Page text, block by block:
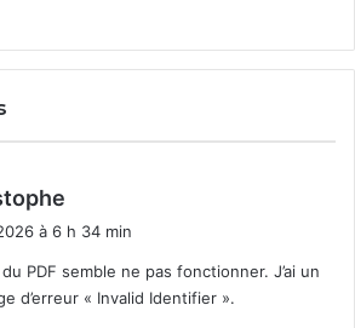
:
à 6 h 34 min
PDF semble ne pas fonctionner. J’ai un
d’erreur « Invalid Identifier ».